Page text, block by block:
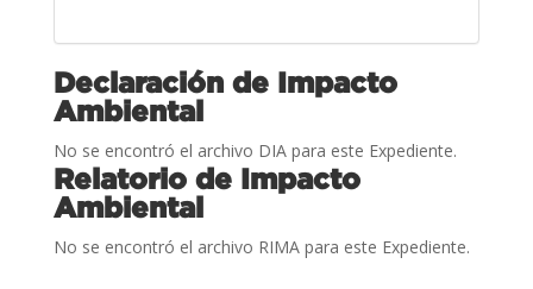
Declaración de Impacto
Ambiental
No se encontró el archivo DIA para este Expediente.
Relatorio de Impacto
Ambiental
No se encontró el archivo RIMA para este Expediente.